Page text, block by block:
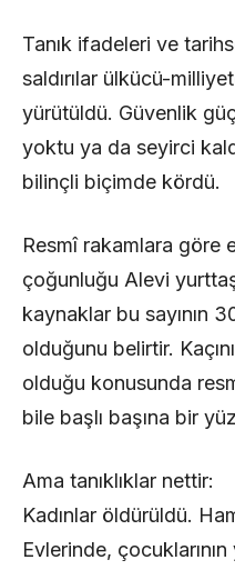
Tanık ifadeleri ve
saldırılar ülkücü-
yürütüldü. Güvenlik
yoktu ya da seyirci
bilinçli biçimde kördü.
Resmî rakamlara göre
çoğunluğu Alevi
kaynaklar bu sayının
olduğunu belirtir.
olduğu konusunda
bile başlı başına bir yüz
Ama tanıklıklar nettir:
Kadınlar öldürüldü.
Evlerinde,